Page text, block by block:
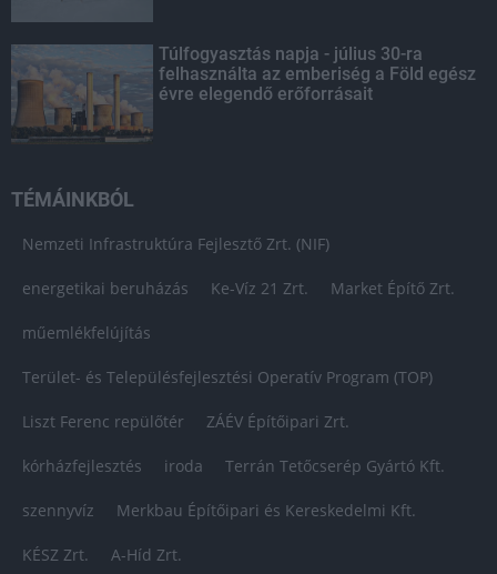
Túlfogyasztás napja - július 30-ra
felhasználta az emberiség a Föld egész
évre elegendő erőforrásait
TÉMÁINKBÓL
Nemzeti Infrastruktúra Fejlesztő Zrt. (NIF)
energetikai beruházás Ke-Víz 21 Zrt. Market Építő Zrt.
műemlékfelújítás
Terület- és Településfejlesztési Operatív Program (TOP)
Liszt Ferenc repülőtér ZÁÉV Építőipari Zrt.
kórházfejlesztés iroda Terrán Tetőcserép Gyártó Kft.
szennyvíz Merkbau Építőipari és Kereskedelmi Kft.
KÉSZ Zrt. A-Híd Zrt.